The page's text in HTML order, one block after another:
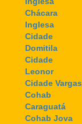
Chácara
Inglesa
Cidade
Domitila
Cidade
Leonor
Cidade Vargas
Cohab
Caraguatá
Cohab Jova